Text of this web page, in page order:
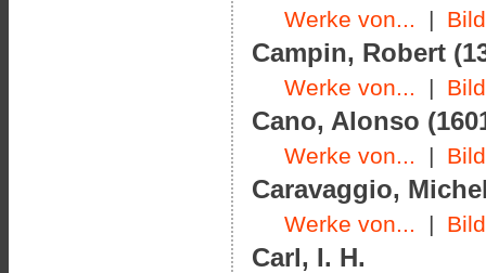
Werke von... |
Campin, Robert
Werke von... |
Cano, Alonso
Werke von... |
Caravaggio,
Werke von... |
Carl, I. H.